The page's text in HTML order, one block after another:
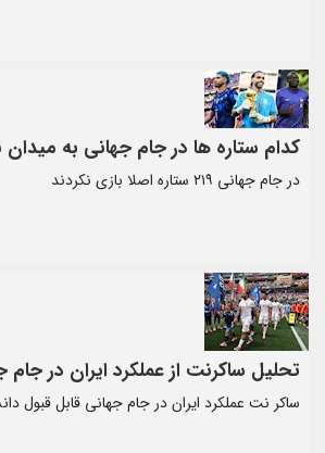
کدام ستاره ها در جام جهانی به میدان
در جام جهانی ۲۱۹ ستاره اصلا بازی نکردند
تحلیل ساکرنت از عملکرد ایران در جام
ساکر نت عملکرد ایران در جام جهانی قابل قبول